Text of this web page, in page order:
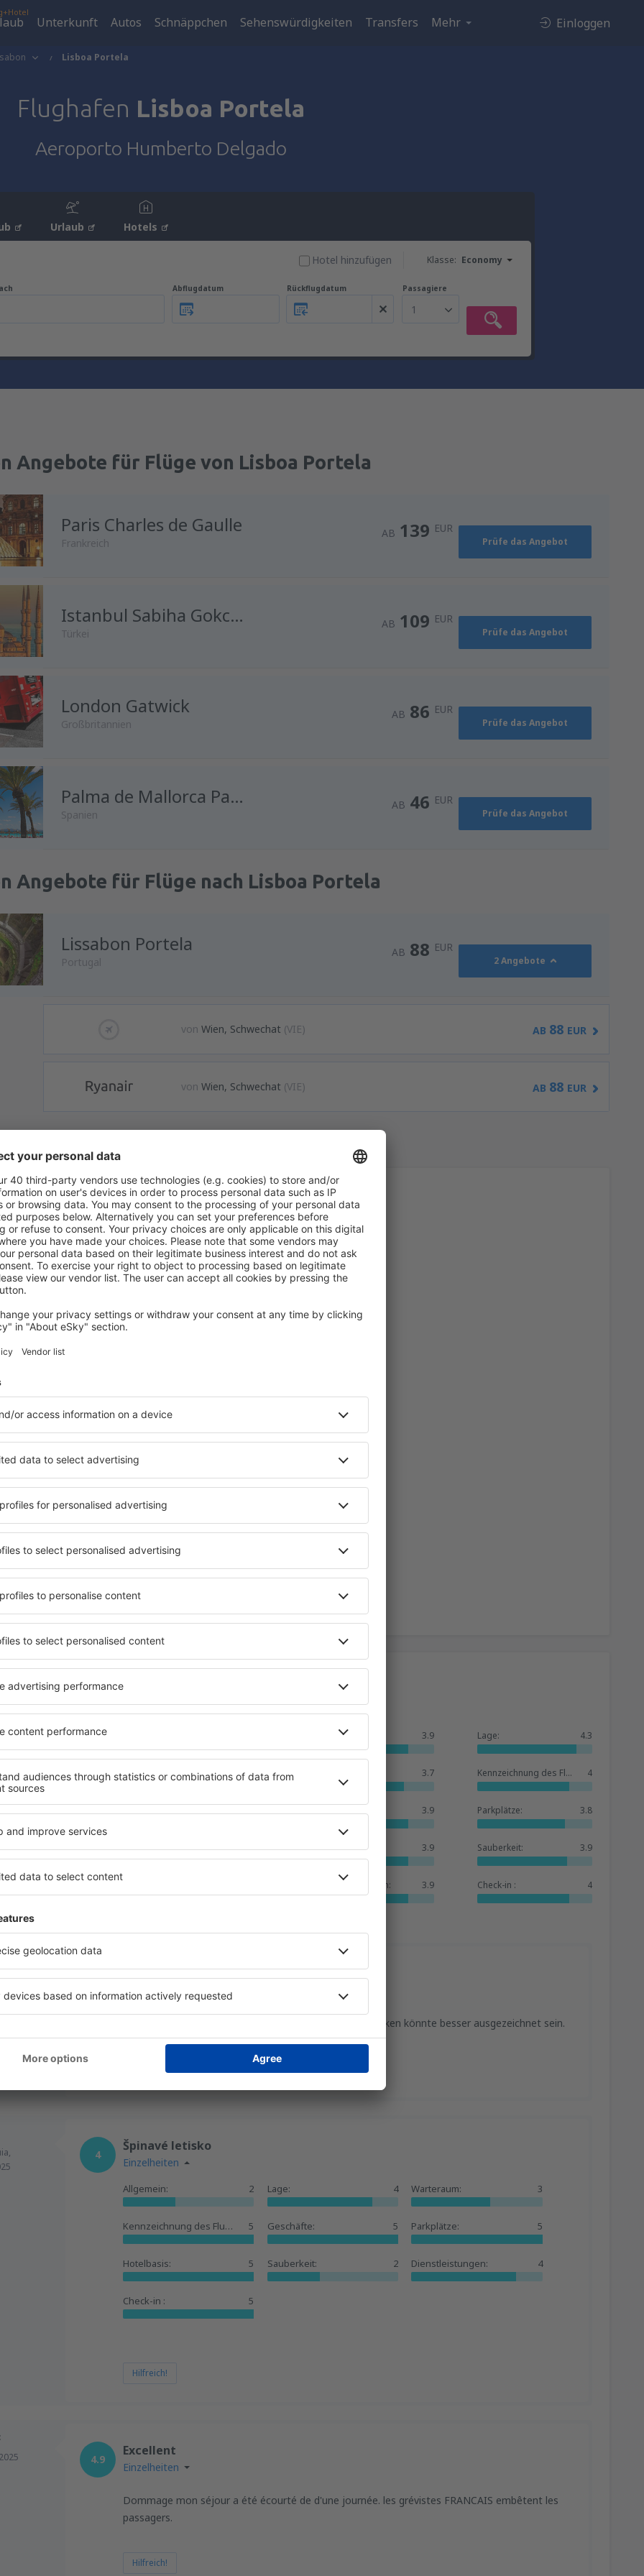
Unterkunft Autos Schnäppchen Sehenswürdigkeiten Transfers Mehr Einloggen
Lisboa Portela
Flughafen Lisboa Portela
Aeroporto Humberto Delgado
Urlaub Hotels
Klasse: Economy
Hotel hinzufügen
Abflugdatum Rückflugdatum Passagiere
1
Angebote für Flüge von Lisboa Portela
Paris Charles de Gaulle
Frankreich
AB 139 EUR
Prüfe das Angebot
Istanbul Sabiha Gokcen
Türkei
AB 109 EUR
Prüfe das Angebot
London Gatwick
Großbritannien
AB 86 EUR
Prüfe das Angebot
Palma de Mallorca Palma de Mallorca Airport
Spanien
AB 46 EUR
Prüfe das Angebot
Angebote für Flüge nach Lisboa Portela
Lissabon Portela
Portugal
AB 88 EUR
2 Angebote
vonWien, Schwechat (VIE) AB 88 EUR
vonWien, Schwechat (VIE) AB 88 EUR
Lisboa Portela
auf der Grundlage von
der
Nutzer
Allgemein: 3.9 Lage: 4.3
3.7 Kennzeichnung des Flughafens: 4
3.9 Parkplätze: 3.8
Hotelbasis: 3.9 Sauberkeit: 3.9
Dienstleistungen: 3.9 Check-in : 4
3.9
2024 4
Schöner Flughafen
Einzelheiten
Der Flughafen ist ein wenig unübersichtlich. Das Einchecken könnte besser ausgezeichnet sein.
Hilfreich!
4
Špinavé letisko
Einzelheiten
Allgemein: 2 Lage: 4 Warteraum: 3
Kennzeichnung des Flughafens: 5 Geschäfte: 5 Parkplätze: 5
Hotelbasis: 5 Sauberkeit: 2 Dienstleistungen: 4
Check-in : 5
Hilfreich!
4.9
Excellent
Einzelheiten
Dommage mon séjour a été écourté de d'une journée. les grévistes FRANCAIS embêtent les
passagers.
Hilfreich!